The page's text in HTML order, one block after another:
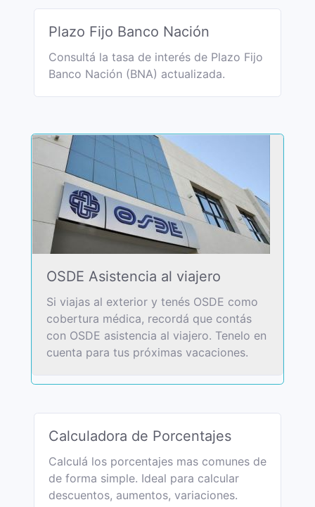
Plazo Fijo Banco Nación
Consultá la tasa de interés de Plazo Fijo
Banco Nación (BNA) actualizada.
OSDE Asistencia al viajero
Si viajas al exterior y tenés OSDE como
cobertura médica, recordá que contás
con OSDE asistencia al viajero. Tenelo en
cuenta para tus próximas vacaciones.
Calculadora de Porcentajes
Calculá los porcentajes mas comunes de
de forma simple. Ideal para calcular
descuentos, aumentos, variaciones.